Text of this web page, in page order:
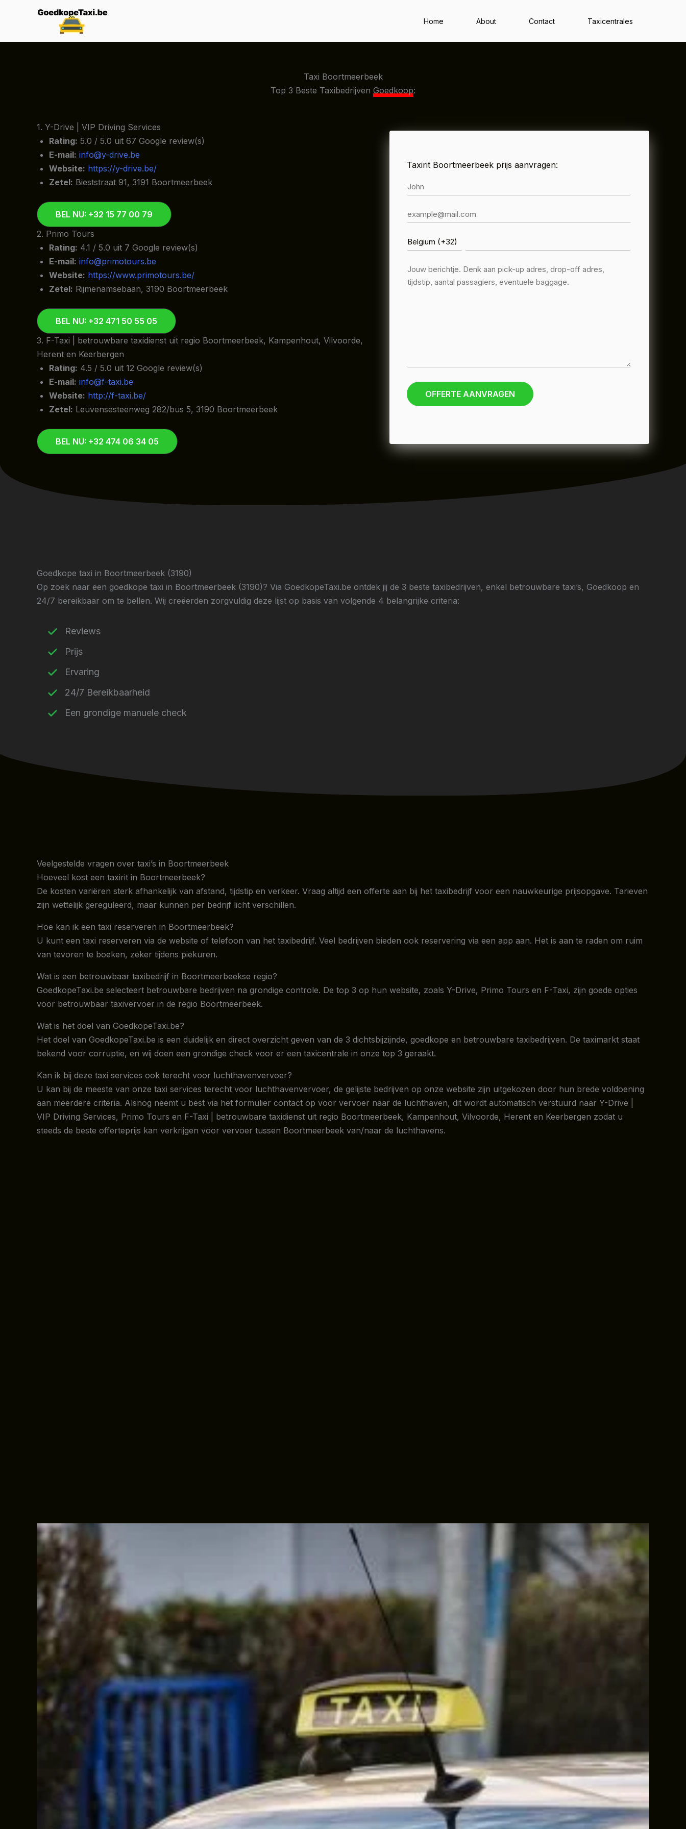
Home About Contact Taxicentrales
Taxi Boortmeerbeek
Top 3 Beste Taxibedrijven Goedkoop:
1. Y-Drive | VIP Driving Services
Rating: 5.0 / 5.0 uit 67 Google review(s)
E-mail: info@y-drive.be
Website: https://y-drive.be/
Zetel: Bieststraat 91, 3191 Boortmeerbeek
BEL NU: +32 15 77 00 79
2. Primo Tours
Rating: 4.1 / 5.0 uit 7 Google review(s)
E-mail: info@primotours.be
Website: https://www.primotours.be/
Zetel: Rijmenamsebaan, 3190 Boortmeerbeek
BEL NU: +32 471 50 55 05
3. F-Taxi | betrouwbare taxidienst uit regio Boortmeerbeek, Kampenhout, Vilvoorde,
Herent en Keerbergen
Rating: 4.5 / 5.0 uit 12 Google review(s)
E-mail: info@f-taxi.be
Website: http://f-taxi.be/
Zetel: Leuvensesteenweg 282/bus 5, 3190 Boortmeerbeek
BEL NU: +32 474 06 34 05
Taxirit Boortmeerbeek prijs aanvragen:
OFFERTE AANVRAGEN
Goedkope taxi in Boortmeerbeek (3190)
Op zoek naar een goedkope taxi in Boortmeerbeek (3190)? Via GoedkopeTaxi.be ontdek jij de 3 beste taxibedrijven, enkel betrouwbare taxi’s, Goedkoop en
24/7 bereikbaar om te bellen. Wij creëerden zorgvuldig deze lijst op basis van volgende 4 belangrijke criteria:
Reviews
Prijs
Ervaring
24/7 Bereikbaarheid
Een grondige manuele check
Veelgestelde vragen over taxi’s in Boortmeerbeek
Hoeveel kost een taxirit in Boortmeerbeek?
De kosten variëren sterk afhankelijk van afstand, tijdstip en verkeer. Vraag altijd een offerte aan bij het taxibedrijf voor een nauwkeurige prijsopgave. Tarieven
zijn wettelijk gereguleerd, maar kunnen per bedrijf licht verschillen.
Hoe kan ik een taxi reserveren in Boortmeerbeek?
U kunt een taxi reserveren via de website of telefoon van het taxibedrijf. Veel bedrijven bieden ook reservering via een app aan. Het is aan te raden om ruim
van tevoren te boeken, zeker tijdens piekuren.
Wat is een betrouwbaar taxibedrijf in Boortmeerbeekse regio?
GoedkopeTaxi.be selecteert betrouwbare bedrijven na grondige controle. De top 3 op hun website, zoals Y-Drive, Primo Tours en F-Taxi, zijn goede opties
voor betrouwbaar taxivervoer in de regio Boortmeerbeek.
Wat is het doel van GoedkopeTaxi.be?
Het doel van GoedkopeTaxi.be is een duidelijk en direct overzicht geven van de 3 dichtsbijzijnde, goedkope en betrouwbare taxibedrijven. De taximarkt staat
bekend voor corruptie, en wij doen een grondige check voor er een taxicentrale in onze top 3 geraakt.
Kan ik bij deze taxi services ook terecht voor luchthavenvervoer?
U kan bij de meeste van onze taxi services terecht voor luchthavenvervoer, de gelijste bedrijven op onze website zijn uitgekozen door hun brede voldoening
aan meerdere criteria. Alsnog neemt u best via het formulier contact op voor vervoer naar de luchthaven, dit wordt automatisch verstuurd naar Y-Drive |
VIP Driving Services, Primo Tours en F-Taxi | betrouwbare taxidienst uit regio Boortmeerbeek, Kampenhout, Vilvoorde, Herent en Keerbergen zodat u
steeds de beste offerteprijs kan verkrijgen voor vervoer tussen Boortmeerbeek van/naar de luchthavens.